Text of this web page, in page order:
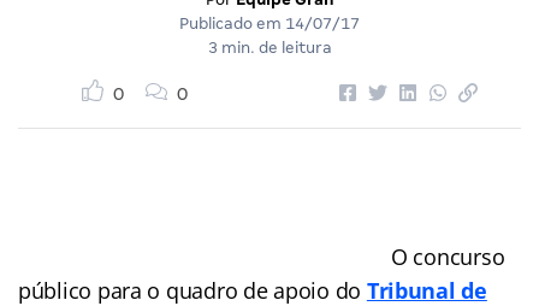
Publicado em 14/07/17
3 min. de leitura
0 0
O concurso
público para o quadro de apoio do Tribunal de